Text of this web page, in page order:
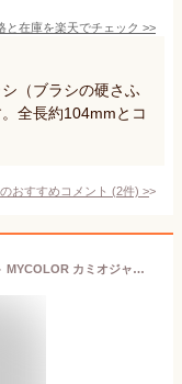
と在庫を楽天でチェック >>
（ブラシの硬さふ
全長約104mmとコ
おすすめコメント (2件) >
大きなコップハミガキセット 歯磨きセット MYCOLOR カミオジャパン はみがきセット コップ付き歯ブラシセット デンタルセット